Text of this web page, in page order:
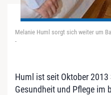
Melanie Huml sorgt sich weiter um
-
Huml ist seit Oktober
Gesundheit und Pflege im